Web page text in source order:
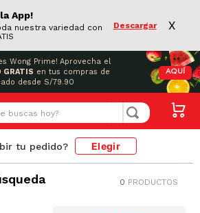
App!
nuestra variedad con
Descargar X
Wong Prime! Aprovecha el
GRATIS en tus compras de
desde S/79.90
AQUÍ
hoy?
tu pedido? Elegir
0 PRODUCTOS